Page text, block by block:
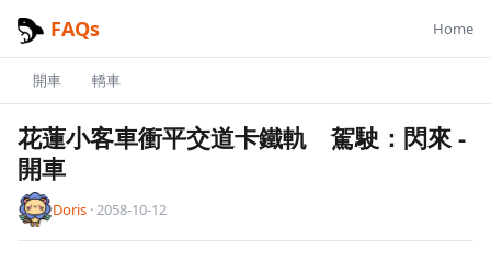
FAQs Home
開車 轎車
花蓮小客車衝平交道卡鐵軌 駕駛：閃來-
開車
Doris ·2058-10-12